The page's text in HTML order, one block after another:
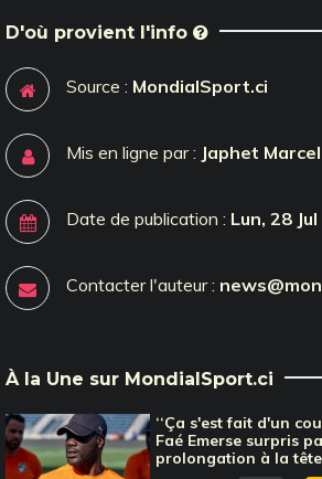
D'où provient l'info
Source : MondialSport.ci
Mis en ligne par : Japhet Marcel
Date de publication : Lun, 28
Contacter l'auteur :
À la Une sur MondialSport.ci
‘‘Ça s'est fait d'un
Faé Emerse surpris
prolongation à la